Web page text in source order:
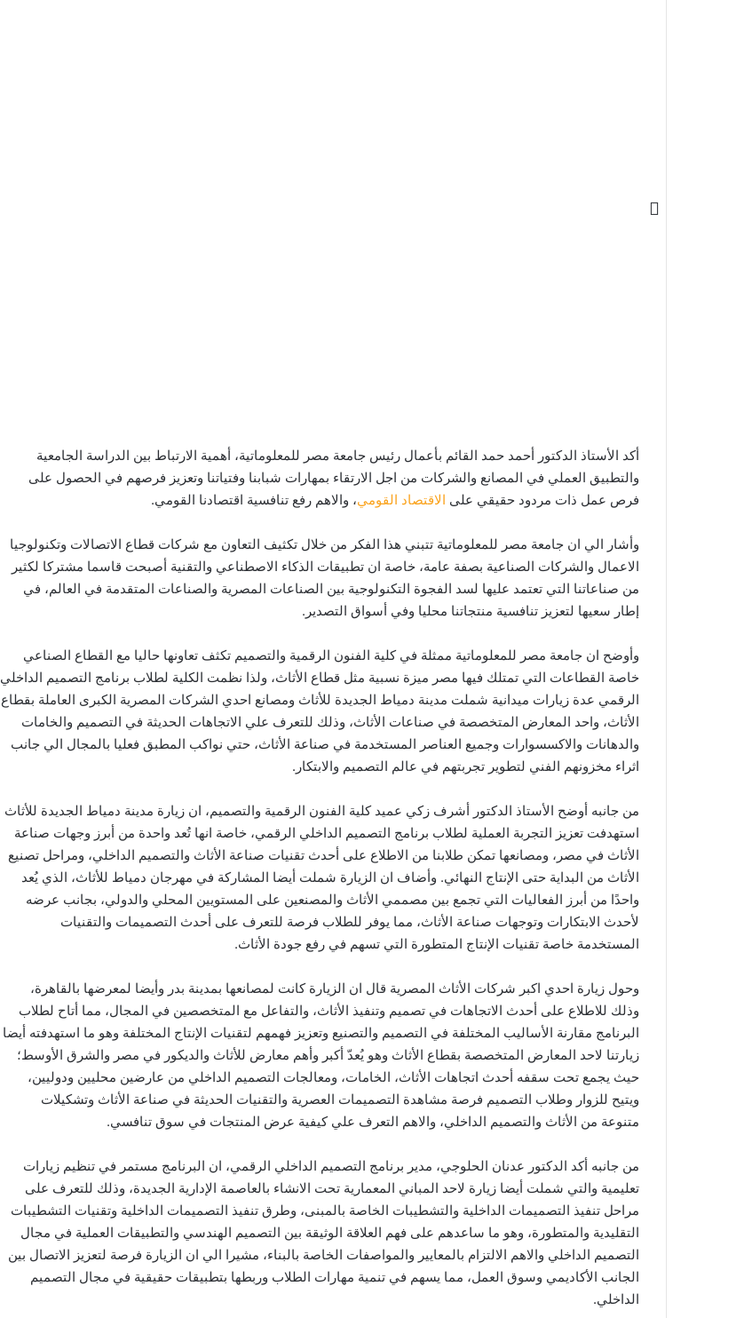
أكد الأستاذ الدكتور أحمد حمد القائم بأعمال رئيس جامعة مصر للمعلوماتية، أهمية الارتباط بين الدراسة الجامعية
والتطبيق العملي في المصانع والشركات من اجل الارتقاء بمهارات شبابنا وفتياتنا وتعزيز فرصهم في الحصول على
فرص عمل ذات مردود حقيقي على الاقتصاد القومي، والاهم رفع تنافسية اقتصادنا القومي.
وأشار الي ان جامعة مصر للمعلوماتية تتبني هذا الفكر من خلال تكثيف التعاون مع شركات قطاع الاتصالات وتكنولوجيا
الاعمال والشركات الصناعية بصفة عامة، خاصة ان تطبيقات الذكاء الاصطناعي والتقنية أصبحت قاسما مشتركا لكثير
من صناعاتنا التي تعتمد عليها لسد الفجوة التكنولوجية بين الصناعات المصرية والصناعات المتقدمة في العالم، في
إطار سعيها لتعزيز تنافسية منتجاتنا محليا وفي أسواق التصدير.
وأوضح ان جامعة مصر للمعلوماتية ممثلة في كلية الفنون الرقمية والتصميم تكثف تعاونها حاليا مع القطاع الصناعي
خاصة القطاعات التي تمتلك فيها مصر ميزة نسبية مثل قطاع الأثاث، ولذا نظمت الكلية لطلاب برنامج التصميم الداخلي
الرقمي عدة زيارات ميدانية شملت مدينة دمياط الجديدة للأثاث ومصانع احدي الشركات المصرية الكبرى العاملة بقطاع
الأثاث، واحد المعارض المتخصصة في صناعات الأثاث، وذلك للتعرف علي الاتجاهات الحديثة في التصميم والخامات
والدهانات والاكسسوارات وجميع العناصر المستخدمة في صناعة الأثاث، حتي نواكب المطبق فعليا بالمجال الي جانب
اثراء مخزونهم الفني لتطوير تجربتهم في عالم التصميم والابتكار.
من جانبه أوضح الأستاذ الدكتور أشرف زكي عميد كلية الفنون الرقمية والتصميم، ان زيارة مدينة دمياط الجديدة للأثاث
استهدفت تعزيز التجربة العملية لطلاب برنامج التصميم الداخلي الرقمي، خاصة انها تُعد واحدة من أبرز وجهات صناعة
الأثاث في مصر، ومصانعها تمكن طلابنا من الاطلاع على أحدث تقنيات صناعة الأثاث والتصميم الداخلي، ومراحل تصنيع
الأثاث من البداية حتى الإنتاج النهائي. وأضاف ان الزيارة شملت أيضا المشاركة في مهرجان دمياط للأثاث، الذي يُعد
واحدًا من أبرز الفعاليات التي تجمع بين مصممي الأثاث والمصنعين على المستويين المحلي والدولي، بجانب عرضه
لأحدث الابتكارات وتوجهات صناعة الأثاث، مما يوفر للطلاب فرصة للتعرف على أحدث التصميمات والتقنيات
المستخدمة خاصة تقنيات الإنتاج المتطورة التي تسهم في رفع جودة الأثاث.
وحول زيارة احدي اكبر شركات الأثاث المصرية قال ان الزيارة كانت لمصانعها بمدينة بدر وأيضا لمعرضها بالقاهرة،
وذلك للاطلاع على أحدث الاتجاهات في تصميم وتنفيذ الأثاث، والتفاعل مع المتخصصين في المجال، مما أتاح لطلاب
البرنامج مقارنة الأساليب المختلفة في التصميم والتصنيع وتعزيز فهمهم لتقنيات الإنتاج المختلفة وهو ما استهدفته أيضا
زيارتنا لاحد المعارض المتخصصة بقطاع الأثاث وهو يُعدّ أكبر وأهم معارض للأثاث والديكور في مصر والشرق الأوسط؛
حيث يجمع تحت سقفه أحدث اتجاهات الأثاث، الخامات، ومعالجات التصميم الداخلي من عارضين محليين ودوليين،
ويتيح للزوار وطلاب التصميم فرصة مشاهدة التصميمات العصرية والتقنيات الحديثة في صناعة الأثاث وتشكيلات
متنوعة من الأثاث والتصميم الداخلي، والاهم التعرف علي كيفية عرض المنتجات في سوق تنافسي.
من جانبه أكد الدكتور عدنان الحلوجي، مدير برنامج التصميم الداخلي الرقمي، ان البرنامج مستمر في تنظيم زيارات
تعليمية والتي شملت أيضا زيارة لاحد المباني المعمارية تحت الانشاء بالعاصمة الإدارية الجديدة، وذلك للتعرف على
مراحل تنفيذ التصميمات الداخلية والتشطيبات الخاصة بالمبنى، وطرق تنفيذ التصميمات الداخلية وتقنيات التشطيبات
التقليدية والمتطورة، وهو ما ساعدهم على فهم العلاقة الوثيقة بين التصميم الهندسي والتطبيقات العملية في مجال
التصميم الداخلي والاهم الالتزام بالمعايير والمواصفات الخاصة بالبناء، مشيرا الي ان الزيارة فرصة لتعزيز الاتصال بين
الجانب الأكاديمي وسوق العمل، مما يسهم في تنمية مهارات الطلاب وربطها بتطبيقات حقيقية في مجال التصميم
الداخلي.